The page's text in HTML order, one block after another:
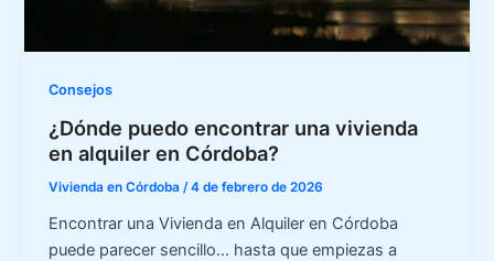
Consejos
¿Dónde puedo encontrar una vivienda
en alquiler en Córdoba?
Vivienda en Córdoba /4 de febrero de 2026
Encontrar una Vivienda en Alquiler en Córdoba
puede parecer sencillo… hasta que empiezas a